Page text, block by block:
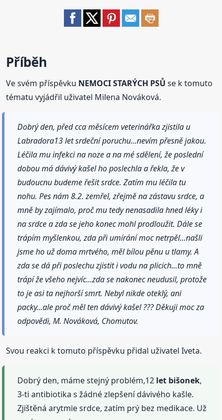
Příběh
Ve svém příspěvku NEMOCI STARÝCH PSŮ se k tomuto
tématu vyjádřil uživatel Milena Nováková.
Dobrý den, před cca měsícem veterinářka zjistila u
Labradora13 let srdeční poruchu...nevím přesně jakou.
Léčila mu infekci na noze a na mé sdělení, že poslední
dobou má dávivý kašel ho poslechla a řekla, že v
budoucnu budeme řešit srdce. Zatím mu léčila tu
nohu. Pes nám 8.2. zemřel, zřejmě na zástavu srdce, a
mně by zajímalo, proč mu tedy nenasadila hned léky i
na srdce a zda se jeho konec mohl prodloužit. Dále se
trápím myšlenkou, zda při umírání moc netrpěl...našli
jsme ho už doma mrtvého, měl bílou pěnu u tlamy. A
zda se dá při poslechu zjistit i vodu na plicich...to mně
trápí že všeho nejvíc...zda se nakonec neudusil, protože
to je asi ta nejhorší smrt. Nebyl nikde oteklý, ani
packy...ale proč měl ten dávivý kašel ??? Děkuji moc za
odpovědi, M. Nováková, Chomutov.
Svou reakci k tomuto příspěvku přidal uživatel Iveta.
Dobrý den, máme stejný problém,12 let bišonek,
3-ti antibiotika s žádné zlepšení dávivého kašle.
Zjištěná arytmie srdce, zatím prý bez medikace. Už